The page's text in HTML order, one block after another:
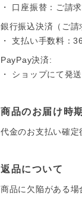
・ 口座振替：ご請
銀行振込決済（ご請
・ 支払い手数料：
PayPay決済:
・ ショップにて発
商品のお届け時期
代金のお支払い確定
返品について
商品に欠陥がある場